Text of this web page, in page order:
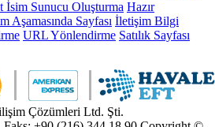
İsim Sunucu Oluşturma Hazır
Aşamasında Sayfası İletişim Bilgi
URL Yönlendirme Satılık Sayfası
Çözümleri Ltd. Şti.